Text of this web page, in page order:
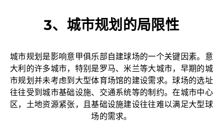
3、城市规划的局限性
城市规划是影响意甲俱乐部自建球场的一个关键因素。意
大利的许多城市，特别是罗马、米兰等大城市，早期的城
市规划并未考虑到大型体育场馆的建设需求。球场的选址
往往受到城市基础设施、交通系统等的制约。在城市中心
区，土地资源紧张，且基础设施建设往往难以满足大型球
场的需求。